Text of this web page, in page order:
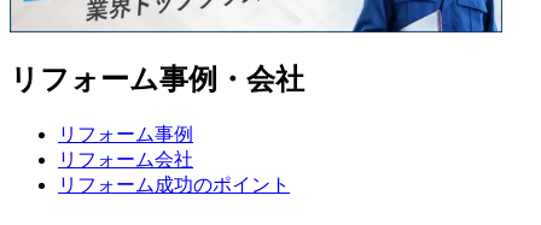
リフォーム事例・会社
リフォーム事例
リフォーム会社
リフォーム成功のポイント